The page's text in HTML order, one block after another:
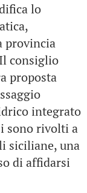
lo
provincia
consiglio
proposta
integrato
sono rivolti a
siciliane, una
di affidarsi